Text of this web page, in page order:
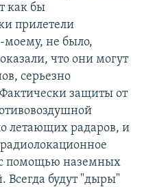
как бы
прилетели
не было,
что они могут
серьезно
защиты от
летающих радаров, и
помощью наземных
Всегда будут "дыры"